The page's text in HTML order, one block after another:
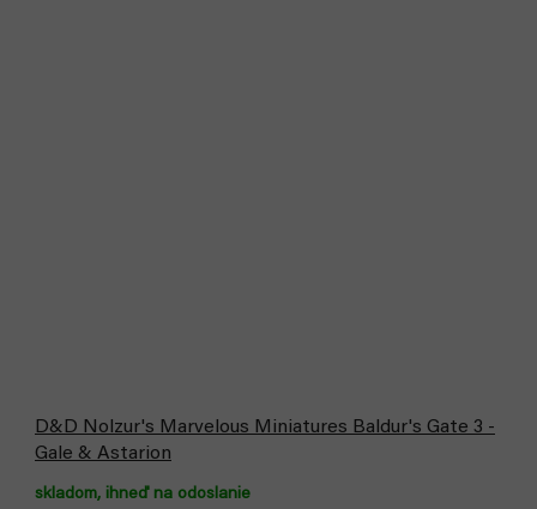
D&D Nolzur's Marvelous Miniatures Baldur's Gate 3 -
Gale & Astarion
skladom, ihneď na odoslanie